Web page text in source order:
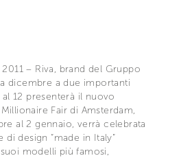
– Riva, brand del Gruppo
dicembre a due importanti
12 presenterà il nuovo
Fair di Amsterdam,
al 2 gennaio, verrà celebrata
design “made in Italy”
modelli più famosi,